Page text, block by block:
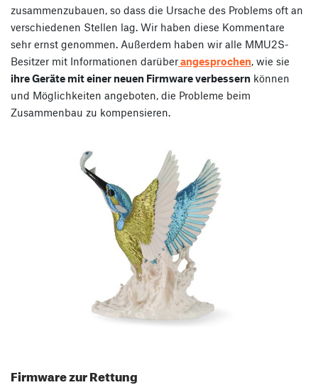
zusammenzubauen, so dass die Ursache des Problems oft an
verschiedenen Stellen lag. Wir haben diese Kommentare
sehr ernst genommen. Außerdem haben wir alle MMU2S-
Besitzer mit Informationen darüberangesprochen, wie sie
ihre Geräte mit einer neuen Firmware verbessern können
und Möglichkeiten angeboten, die Probleme beim
Zusammenbau zu kompensieren.
Firmware zur Rettung